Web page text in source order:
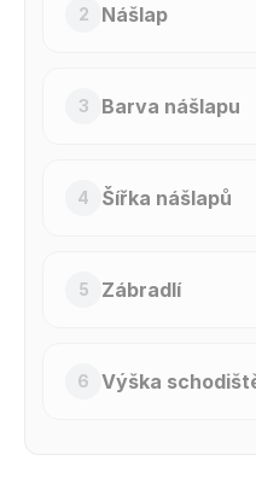
2 Nášlap
3 Barva nášlapu
4 Šířka nášlapů
5 Zábradlí
6 Výška